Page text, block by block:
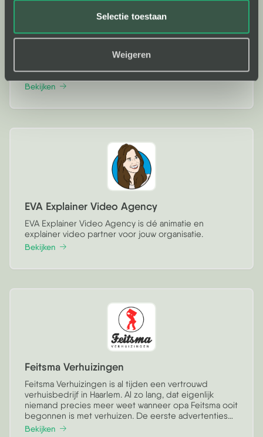
Selectie toestaan
Weigeren
And as you might expect we always work on the basis
of scientific insights, using respondents from our
extensive database. As our client, we guarantee you
exclusivity.
Bekijken
EVA Explainer Video Agency
EVA Explainer Video Agency is dé animatie en
explainer video partner voor jouw organisatie.
Bekijken
Feitsma Verhuizingen
Feitsma Verhuizingen is al tijden een vertrouwd
verhuisbedrijf in Haarlem. Al zo lang, dat eigenlijk
niemand precies meer weet wanneer opa Feitsma ooit
begonnen is met verhuizen. De eerste advertenties
van Feitsma in het Haarlems Dagblad komen uit 1930.
Bekijken